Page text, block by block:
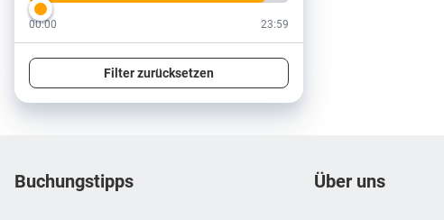
00:00 23:59
Filter zurücksetzen
Footer navigation
Buchungstipps Über uns